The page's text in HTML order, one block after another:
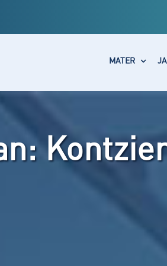
MATER